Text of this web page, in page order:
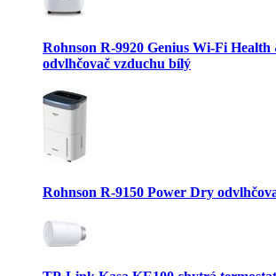
Rohnson R-9920 Genius Wi-Fi Health
odvlhčovač vzduchu bílý
Rohnson R-9150 Power Dry